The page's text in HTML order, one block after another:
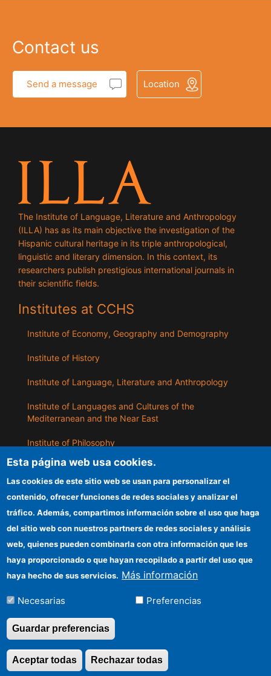
Contact us
Send a message Location
The Institute of Language, Literature and Anthropology
(ILLA) has as its main objective the investigation of the
Hispanic cultural heritage in its triple anthropological,
linguistic and literary dimension. In this context, its
researchers publish prestigious international journals in
their scientific fields.
Institutes at CCHS
Institute of Economy, Geography and Demography
Institute of History
Institute of Language, Literature and Anthropology
Institute of Languages ​​and Cultures of the
Mediterranean and the Near East
Institute of Philosophy
Institute of Public Policies and Goods
ILLA
CSIC Electronic Office
Information for providers
Funding entities
Location
©Copyright 2026 Todos los derechos
reservados
Esta página web usa cookies.
Las cookies de este sitio web se usan para personalizar el
contenido, ofrecer funciones de redes sociales y analizar el
tráfico. Además, compartimos información sobre el uso que haga
del sitio web con nuestros partners de redes sociales y análisis
web, quienes pueden combinarla con otra información que les
haya proporcionado o que hayan recopilado a partir del uso que
haya hecho de sus servicios. Más información
Necesarias Preferencias
Guardar preferencias
Rechazar todas
Aceptar todas